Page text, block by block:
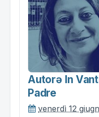
Autorə In
Padre
venerdì 12